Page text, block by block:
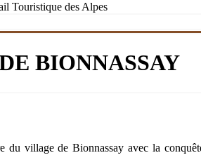
Touristique des Alpes
BIONNASSAY
du village de Bionnassay avec la